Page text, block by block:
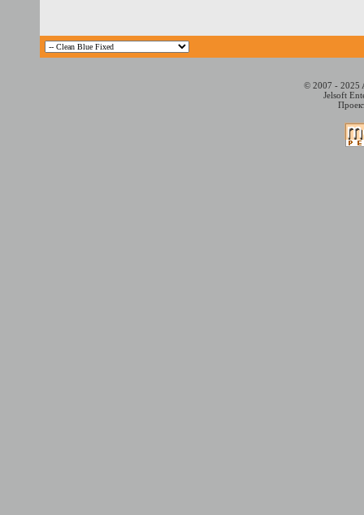
© 2007 - 2025
Jelsoft